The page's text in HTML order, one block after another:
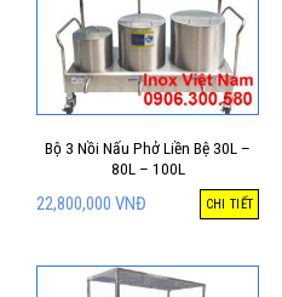
Bộ 3 Nồi Nấu Phở Liền Bệ 30L –
80L – 100L
22,800,000 VNĐ CHI TIẾT